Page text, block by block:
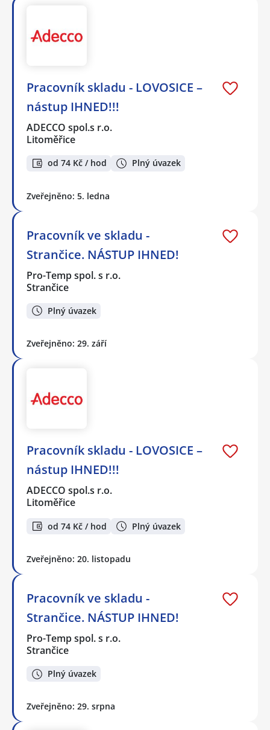
Pracovník skladu - LOVOSICE –
nástup IHNED!!!
ADECCO spol.s r.o.
Litoměřice
od 74 Kč / hod Plný úvazek
Zveřejněno: 5. ledna
Pracovník ve skladu -
Strančice. NÁSTUP IHNED!
Pro-Temp spol. s r.o.
Strančice
Plný úvazek
Zveřejněno: 29. září
Pracovník skladu - LOVOSICE –
nástup IHNED!!!
ADECCO spol.s r.o.
Litoměřice
od 74 Kč / hod Plný úvazek
Zveřejněno: 20. listopadu
Pracovník ve skladu -
Strančice. NÁSTUP IHNED!
Pro-Temp spol. s r.o.
Strančice
Plný úvazek
Zveřejněno: 29. srpna